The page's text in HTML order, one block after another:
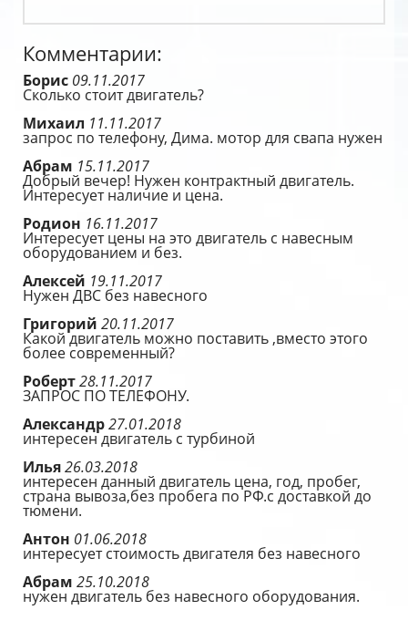
Комментарии:
Борис 09.11.2017
Сколько стоит двигатель?
Михаил 11.11.2017
запрос по телефону, Дима. мотор для свапа нужен
Абрам 15.11.2017
Добрый вечер! Нужен контрактный двигатель.
Интересует наличие и цена.
Родион 16.11.2017
Интересует цены на это двигатель с навесным
оборудованием и без.
Алексей 19.11.2017
Нужен ДВС без навесного
Григорий 20.11.2017
Какой двигатель можно поставить ,вместо этого
более современный?
Роберт28.11.2017
ЗАПРОС ПО ТЕЛЕФОНУ.
Александр27.01.2018
интересен двигатель с турбиной
Илья26.03.2018
интересен данный двигатель цена, год, пробег,
страна вывоза,без пробега по РФ.с доставкой до
тюмени.
Антон 01.06.2018
интересует стоимость двигателя без навесного
Абрам 25.10.2018
нужен двигатель без навесного оборудования.